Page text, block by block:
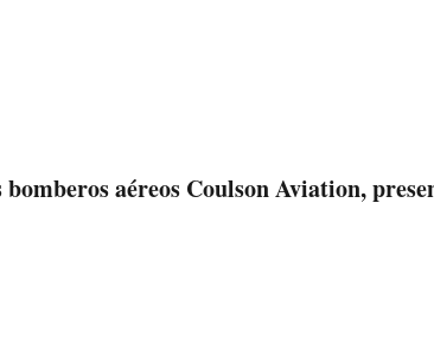
aéreos Coulson Aviation,